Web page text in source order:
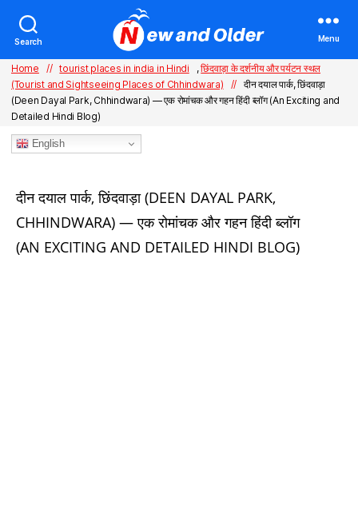
Search Menu
Home // tourist places in india in Hindi ,छिंदवाड़ा के दर्शनीय और पर्यटन स्थल
(Tourist and Sightseeing Places of Chhindwara)
//
दीन दयाल पार्क, छिंदवाड़ा
(Deen Dayal Park, Chhindwara) — एक रोमांचक और गहन हिंदी ब्लॉग (An Exciting and
Detailed Hindi Blog)
English
Categories
दीन दयाल पार्क, छिंदवाड़ा (DEEN DAYAL PARK,
CHHINDWARA) — एक रोमांचक और गहन हिंदी ब्लॉग
(AN EXCITING AND DETAILED HINDI BLOG)